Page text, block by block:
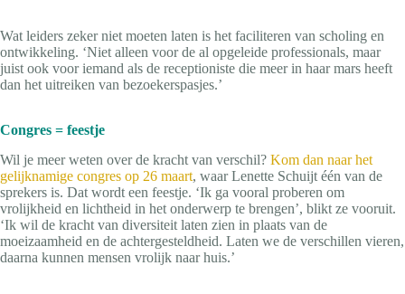
Wat leiders zeker niet moeten laten is het faciliteren van scholing en
ontwikkeling. ‘Niet alleen voor de al opgeleide professionals, maar
juist ook voor iemand als de receptioniste die meer in haar mars heeft
dan het uitreiken van bezoekerspasjes.’
Congres = feestje
Wil je meer weten over de kracht van verschil? Kom dan naar het
gelijknamige congres op 26 maart, waar Lenette Schuijt één van de
sprekers is. Dat wordt een feestje. ‘Ik ga vooral proberen om
vrolijkheid en lichtheid in het onderwerp te brengen’, blikt ze vooruit.
‘Ik wil de kracht van diversiteit laten zien in plaats van de
moeizaamheid en de achtergesteldheid. Laten we de verschillen vieren,
daarna kunnen mensen vrolijk naar huis.’